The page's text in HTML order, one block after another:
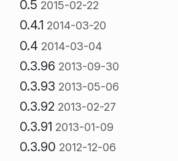
0.5 2015-02-22
0.4.1 2014-03-20
0.4 2014-03-04
0.3.96 2013-09-30
0.3.93 2013-05-06
0.3.92 2013-02-27
0.3.91 2013-01-09
0.3.90 2012-12-06